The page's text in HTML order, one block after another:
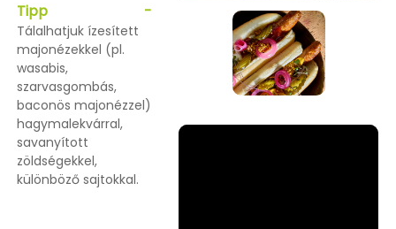
Tipp
-
Tálalhatjuk ízesített
majonézekkel (pl.
wasabis,
szarvasgombás,
baconös majonézzel)
hagymalekvárral,
savanyított
zöldségekkel,
különböző sajtokkal.